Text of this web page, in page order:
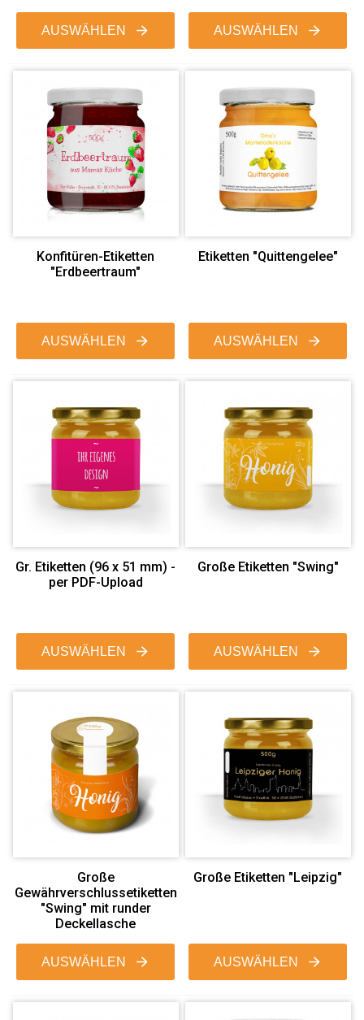
AUSWÄHLEN AUSWÄHLEN
Konfitüren-Etiketten
"Erdbeertraum"
AUSWÄHLEN
Etiketten "Quittengelee"
AUSWÄHLEN
Gr. Etiketten (96 x 51 mm) -
per PDF-Upload
AUSWÄHLEN
Große Etiketten "Swing"
AUSWÄHLEN
Große
Gewährverschlussetiketten
"Swing" mit runder
Deckellasche
AUSWÄHLEN
Große Etiketten "Leipzig"
AUSWÄHLEN